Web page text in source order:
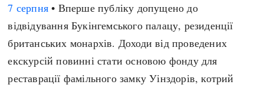
7 серпня • Вперше публіку допущено до
відвідування Букінгемського палацу, резиденції
британських монархів. Доходи від проведених
екскурсій повинні стати основою фонду для
реставрації фамільного замку Уінздорів, котрий